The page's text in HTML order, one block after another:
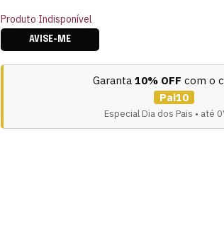
Produto Indisponível
AVISE-ME
Garanta 10% OFF com o
Pai10
Especial Dia dos Pais • até